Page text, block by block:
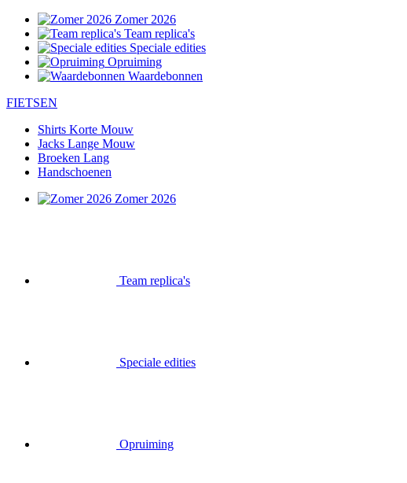
Zomer 2026
Team replica's
Speciale edities
Opruiming
Waardebonnen
FIETSEN
Shirts Korte Mouw
Jacks Lange Mouw
Broeken Lang
Handschoenen
Zomer 2026